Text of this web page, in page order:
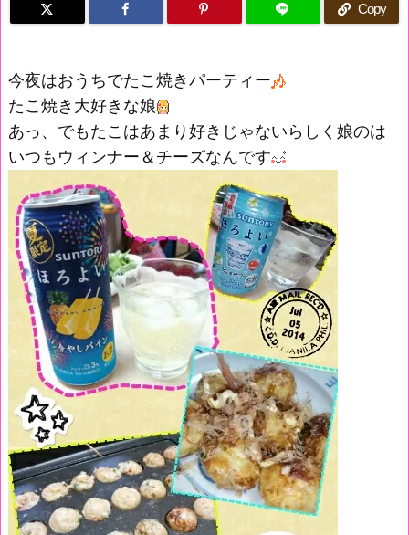
Copy
今夜はおうちでたこ焼きパーティー
たこ焼き大好きな娘
あっ、でもたこはあまり好きじゃないらしく娘のは
いつもウィンナー＆チーズなんです